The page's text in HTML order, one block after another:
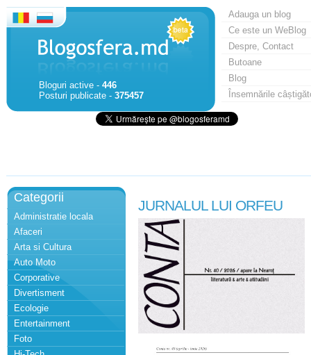
Bloguri active - 446
Posturi publicate - 375457
Adauga un blog
Ce este un WeBlog
Despre, Contact
Butoane
Blog
Însemnările
Categorii
Administratie locala
Afaceri
Arta si Cultura
Auto Moto
Corporative
Divertisment
Ecologie
Entertainment
Foto
JURNALUL LUI ORFEU